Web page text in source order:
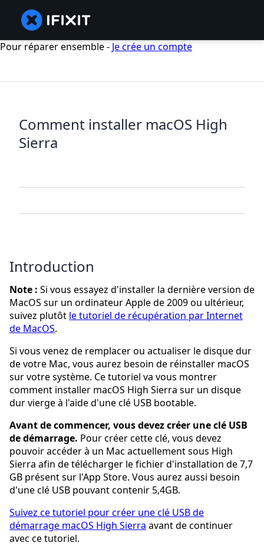
Pour réparer ensemble - Je crée un compte
Comment installer macOS High
Sierra
Introduction
Note : Si vous essayez d'installer la dernière version de
MacOS sur un ordinateur Apple de 2009 ou ultérieur,
suivez plutôt le tutoriel de récupération par Internet
de MacOS.
Si vous venez de remplacer ou actualiser le disque dur
de votre Mac, vous aurez besoin de réinstaller macOS
sur votre système. Ce tutoriel va vous montrer
comment installer macOS High Sierra sur un disque
dur vierge à l'aide d'une clé USB bootable.
Avant de commencer, vous devez créer une clé USB
de démarrage. Pour créer cette clé, vous devez
pouvoir accéder à un Mac actuellement sous High
Sierra afin de télécharger le fichier d'installation de 7,7
GB présent sur l'App Store. Vous aurez aussi besoin
d'une clé USB pouvant contenir 5,4GB.
Suivez ce tutoriel pour créer une clé USB de
démarrage macOS High Sierra avant de continuer
avec ce tutoriel.